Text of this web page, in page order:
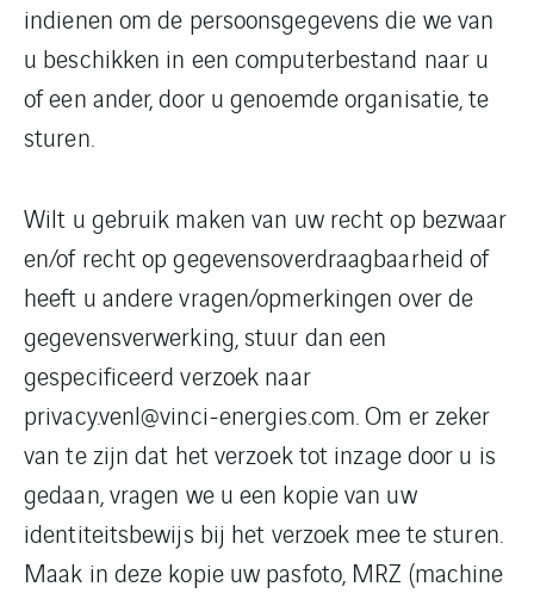
indienen om de persoonsgegevens die we van
u beschikken in een computerbestand naar u
of een ander, door u genoemde organisatie, te
sturen.
Wilt u gebruik maken van uw recht op bezwaar
en/of recht op gegevensoverdraagbaarheid of
heeft u andere vragen/opmerkingen over de
gegevensverwerking, stuur dan een
gespecificeerd verzoek naar
privacy.venl@vinci-energies.com. Om er zeker
van te zijn dat het verzoek tot inzage door u is
gedaan, vragen we u een kopie van uw
identiteitsbewijs bij het verzoek mee te sturen.
Maak in deze kopie uw pasfoto, MRZ (machine